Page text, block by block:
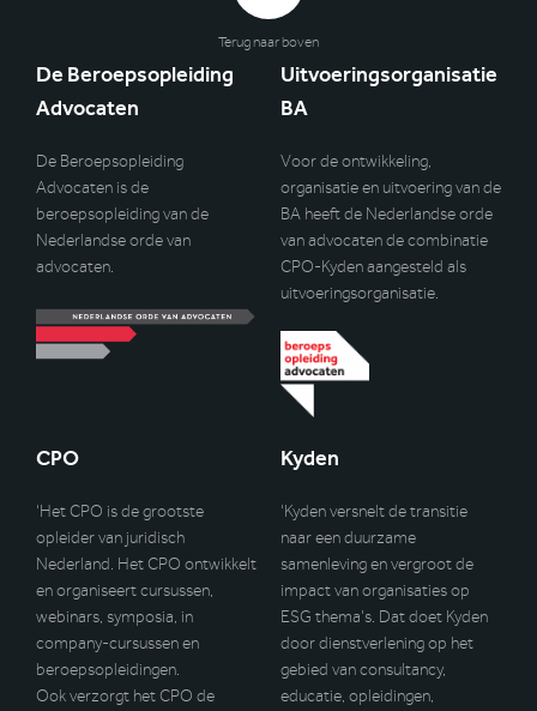
Terug naar boven
De Beroepsopleiding
Advocaten
De Beroepsopleiding
Advocaten is de
beroepsopleiding van de
Nederlandse orde van
advocaten.
Uitvoeringsorganisatie
BA
Voor de ontwikkeling,
organisatie en uitvoering van de
BA heeft de Nederlandse orde
van advocaten de combinatie
CPO-Kyden aangesteld als
uitvoeringsorganisatie.
CPO
‘Het CPO is de grootste
opleider van juridisch
Nederland. Het CPO ontwikkelt
en organiseert cursussen,
webinars, symposia, in
company-cursussen en
beroepsopleidingen.
Ook verzorgt het CPO de
Kyden
‘Kyden versnelt de transitie
naar een duurzame
samenleving en vergroot de
impact van organisaties op
ESG thema’s. Dat doet Kyden
door dienstverlening op het
gebied van consultancy,
educatie, opleidingen,